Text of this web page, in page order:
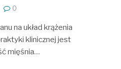
0
na układ krążenia
klinicznej jest
mięśnia…